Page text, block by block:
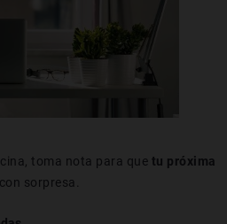
toma nota para que tu próxima
sorpresa.